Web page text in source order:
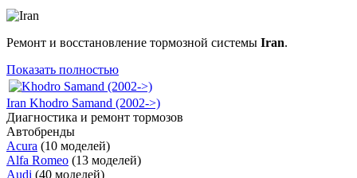
Ремонт и восстановление тормозной системы Iran.
Показать полностью
Iran Khodro Samand (2002->)
Диагностика и ремонт тормозов
Автобренды
Acura (10 моделей)
Alfa Romeo (13 моделей)
Audi (40 моделей)